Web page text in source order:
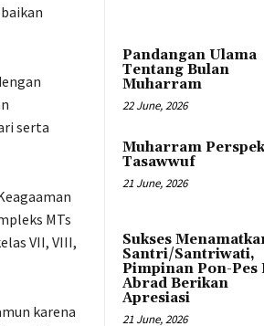
serta
MTs
VII, VIII,
karena
Pandangan Ulama
Tentang Bulan
Muharram
22 June, 2026
Muharram
Tasawwuf
21 June, 2026
Sukses
Santri/Santriwati,
Pimpinan Pon-Pes
Abrad Berikan
Apresiasi
21 June, 2026